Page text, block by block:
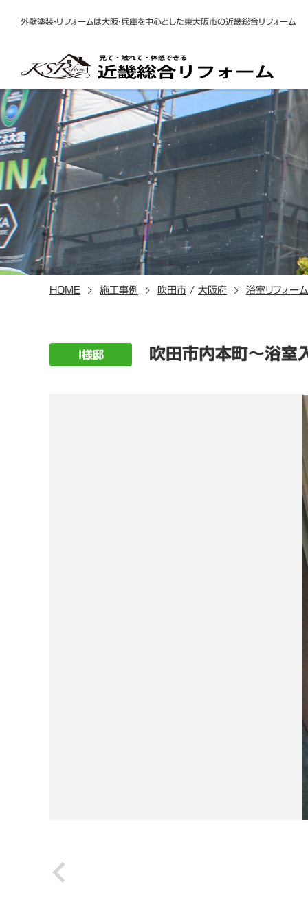
外壁塗装・リフォームは大阪・兵庫を中心とした東大阪市の近畿総合リフォーム
HOME 施工事例 吹田市 / 大阪府 浴室リフォーム
I様邸 吹田市内本町～浴室